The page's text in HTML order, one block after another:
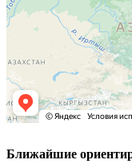
Ближайшие